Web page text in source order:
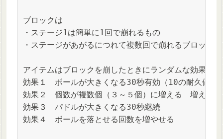
ブロックは
・ステージ1は簡単に1回で崩れるもの
・ステージがあがるにつれて複数回で崩れるブロック
アイテムはブロックを崩したときにランダムな効果を
効果１　ボールが大きくなる30秒有効（10の耐久値が
効果２　個数が複数個（３～５個）に増える　増えた
効果３　パドルが大きくなる30秒継続
効果４　ボールを落とせる回数を増やせる